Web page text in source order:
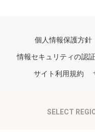
個人情報保護方針
情報セキュリティの認
サイト利用規約
SELECT